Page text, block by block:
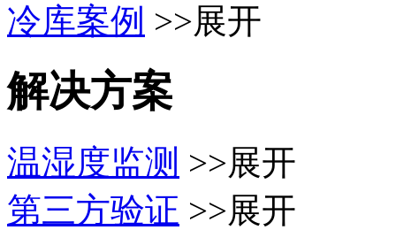
冷库案例 >>展开
解决方案
温湿度监测 >>展开
第三方验证 >>展开